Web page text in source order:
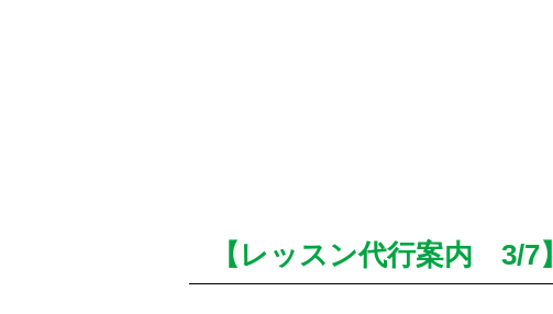
【レッスン代行案内 3/7】